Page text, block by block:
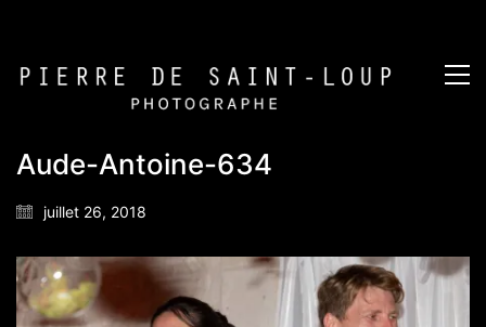
Aude-Antoine-634
juillet 26, 2018